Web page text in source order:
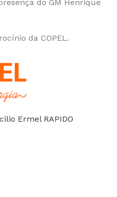
do GM Henrique
da COPEL.
Ermel RAPIDO